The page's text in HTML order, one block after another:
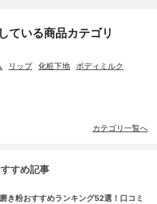
ている商品カテゴリ
リップ 化粧下地 ボディミルク
カテゴリ一覧へ
すめ記事
き粉おすすめランキング52選！口コミ